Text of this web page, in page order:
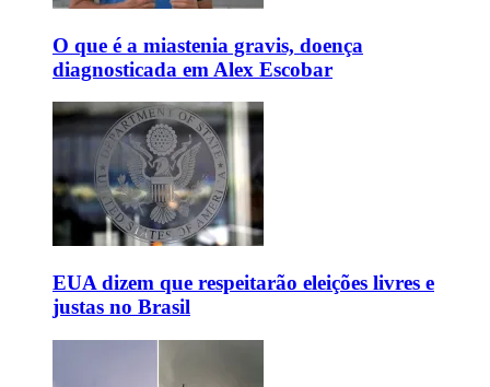
O que é a miastenia gravis, doença
diagnosticada em Alex Escobar
EUA dizem que respeitarão eleições livres e
justas no Brasil